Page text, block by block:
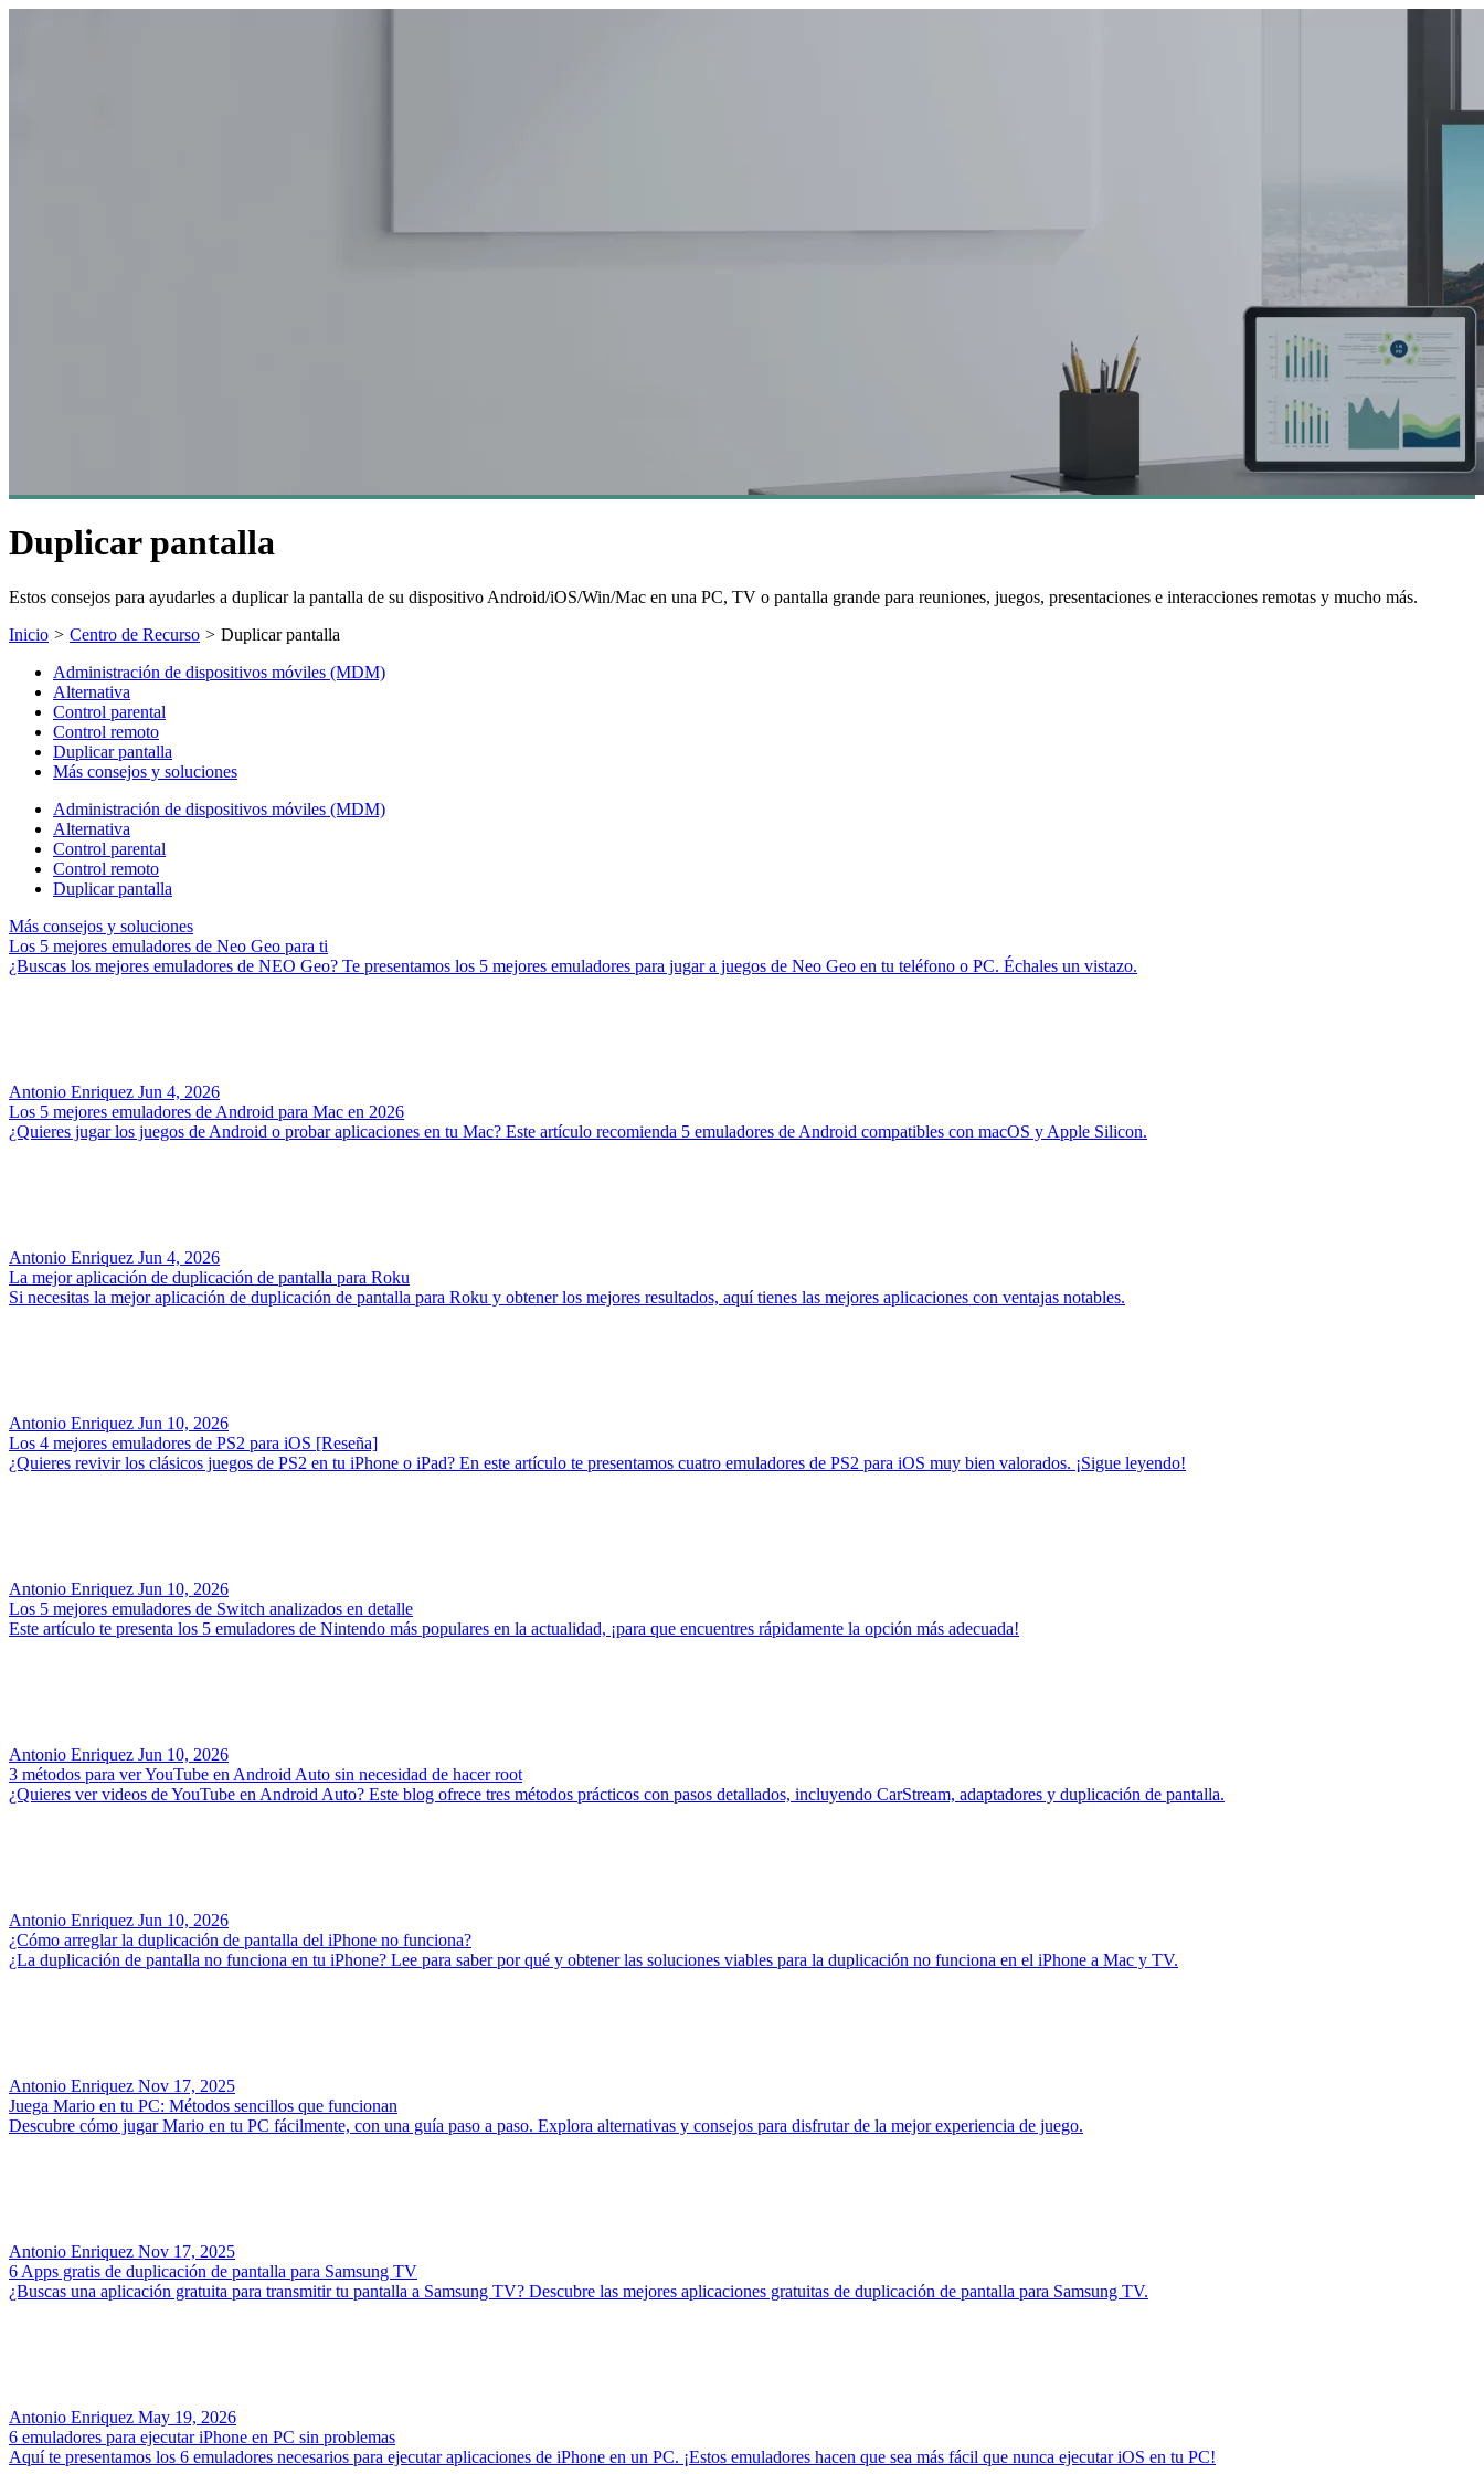
Duplicar pantalla
Estos consejos para ayudarles a duplicar la pantalla de su dispositivo Android/iOS/Win/Mac en una PC, TV o pantalla grande para reuniones, juegos, presentaciones e interacciones remotas y mucho más.
Inicio > Centro de Recurso > Duplicar pantalla
Administración de dispositivos móviles (MDM)
Alternativa
Control parental
Control remoto
Duplicar pantalla
Más consejos y soluciones
Administración de dispositivos móviles (MDM)
Alternativa
Control parental
Control remoto
Duplicar pantalla
Más consejos y soluciones
Los 5 mejores emuladores de Neo Geo para ti
¿Buscas los mejores emuladores de NEO Geo? Te presentamos los 5 mejores emuladores para jugar a juegos de Neo Geo en tu teléfono o PC. Échales un vistazo.
Antonio Enriquez Jun 4, 2026
Los 5 mejores emuladores de Android para Mac en 2026
¿Quieres jugar los juegos de Android o probar aplicaciones en tu Mac? Este artículo recomienda 5 emuladores de Android compatibles con macOS y Apple Silicon.
Antonio Enriquez Jun 4, 2026
La mejor aplicación de duplicación de pantalla para Roku
Si necesitas la mejor aplicación de duplicación de pantalla para Roku y obtener los mejores resultados, aquí tienes las mejores aplicaciones con ventajas notables.
Antonio Enriquez Jun 10, 2026
Los 4 mejores emuladores de PS2 para iOS [Reseña]
¿Quieres revivir los clásicos juegos de PS2 en tu iPhone o iPad? En este artículo te presentamos cuatro emuladores de PS2 para iOS muy bien valorados. ¡Sigue leyendo!
Antonio Enriquez Jun 10, 2026
Los 5 mejores emuladores de Switch analizados en detalle
Este artículo te presenta los 5 emuladores de Nintendo más populares en la actualidad, ¡para que encuentres rápidamente la opción más adecuada!
Antonio Enriquez Jun 10, 2026
3 métodos para ver YouTube en Android Auto sin necesidad de hacer root
¿Quieres ver videos de YouTube en Android Auto? Este blog ofrece tres métodos prácticos con pasos detallados, incluyendo CarStream, adaptadores y duplicación de pantalla.
Antonio Enriquez Jun 10, 2026
¿Cómo arreglar la duplicación de pantalla del iPhone no funciona?
¿La duplicación de pantalla no funciona en tu iPhone? Lee para saber por qué y obtener las soluciones viables para la duplicación no funciona en el iPhone a Mac y TV.
Antonio Enriquez Nov 17, 2025
Juega Mario en tu PC: Métodos sencillos que funcionan
Descubre cómo jugar Mario en tu PC fácilmente, con una guía paso a paso. Explora alternativas y consejos para disfrutar de la mejor experiencia de juego.
Antonio Enriquez Nov 17, 2025
6 Apps gratis de duplicación de pantalla para Samsung TV
¿Buscas una aplicación gratuita para transmitir tu pantalla a Samsung TV? Descubre las mejores aplicaciones gratuitas de duplicación de pantalla para Samsung TV.
Antonio Enriquez May 19, 2026
6 emuladores para ejecutar iPhone en PC sin problemas
Aquí te presentamos los 6 emuladores necesarios para ejecutar aplicaciones de iPhone en un PC. ¡Estos emuladores hacen que sea más fácil que nunca ejecutar iOS en tu PC!